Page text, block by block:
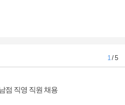
1/ 5
점 직영 직원 채용